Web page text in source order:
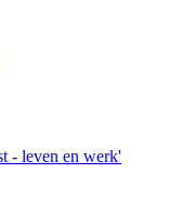
- leven en werk'